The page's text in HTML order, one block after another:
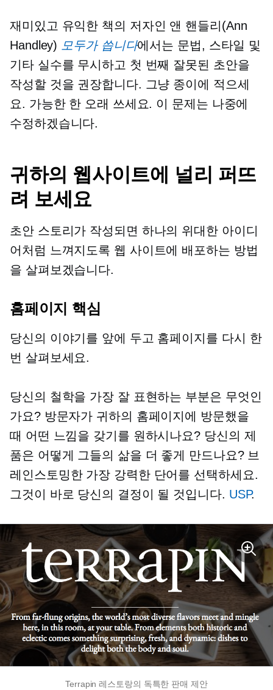
재미있고 유익한 책의 저자인 앤 핸들리(Ann
Handley) 모두가 씁니다에서는 문법, 스타일 및
기타 실수를 무시하고 첫 번째 잘못된 초안을
작성할 것을 권장합니다. 그냥 종이에 적으세
요. 가능한 한 오래 쓰세요. 이 문제는 나중에
수정하겠습니다.
귀하의 웹사이트에 널리 퍼뜨
려 보세요
초안 스토리가 작성되면 하나의 위대한 아이디
어처럼 느껴지도록 웹 사이트에 배포하는 방법
을 살펴보겠습니다.
홈페이지 핵심
당신의 이야기를 앞에 두고 홈페이지를 다시 한
번 살펴보세요.
당신의 철학을 가장 잘 표현하는 부분은 무엇인
가요? 방문자가 귀하의 홈페이지에 방문했을
때 어떤 느낌을 갖기를 원하시나요? 당신의 제
품은 어떻게 그들의 삶을 더 좋게 만드나요? 브
레인스토밍한 가장 강력한 단어를 선택하세요.
그것이 바로 당신의 결정이 될 것입니다. USP.
Terrapin 레스토랑의 독특한 판매 제안